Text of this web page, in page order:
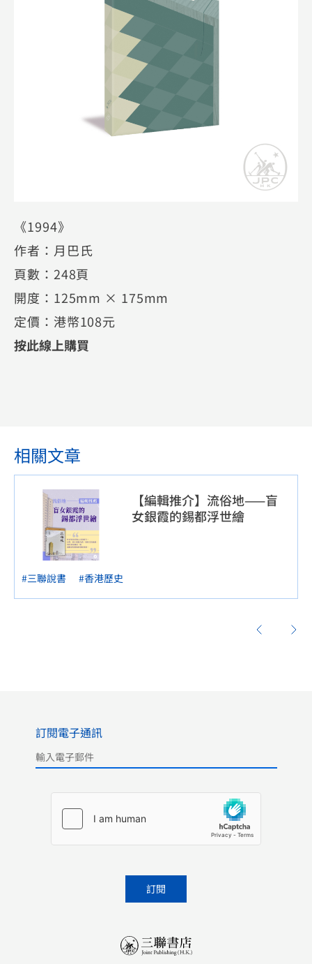
《1994》
作者：月巴氏
頁數：248頁
開度：125mm × 175mm
定價：港幣108元
按此線上購買
相關文章
【編輯推介】流俗地——盲
女銀霞的錫都浮世繪
#三聯說書 #香港歷史
訂閱電子通訊